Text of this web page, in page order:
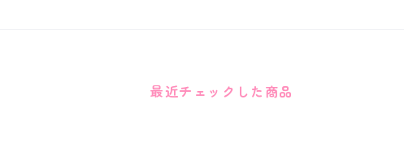
最近チェックした商品